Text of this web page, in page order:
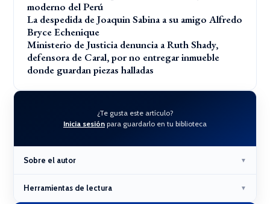
moderno del Perú
La despedida de Joaquin Sabina a su amigo Alfredo
Bryce Echenique
Ministerio de Justicia denuncia a Ruth Shady,
defensora de Caral, por no entregar inmueble
donde guardan piezas halladas
¿Te gusta este artículo?
Inicia sesión para guardarlo en tu biblioteca
Sobre el autor ▼
Herramientas de lectura ▼